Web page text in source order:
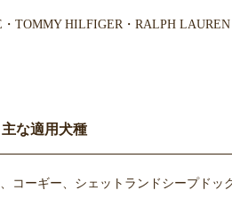
TOMMY HILFIGER・RALPH
主な適用犬種
コーギー、シェットランドシープド